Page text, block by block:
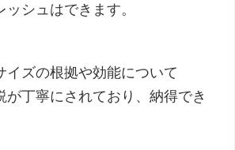
シュはできます。
イズの根拠や効能について
が丁寧にされており、納得でき